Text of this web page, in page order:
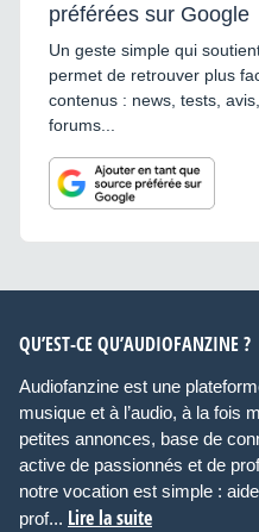
préférées sur Google
Un geste simple qui
permet de retrouver plus
contenus : news, tests,
forums...
QU’EST-CE QU’AUDIOFANZINE ?
Audiofanzine est une
musique et à l’audio, à la fois
petites annonces, base de
active de passionnés et de
notre vocation est simple :
prof... Lire la suite